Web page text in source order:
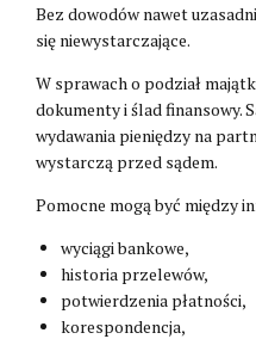
Bez dowodów nawet
się niewystarczające.
W sprawach o podział
dokumenty i ślad finansowy.
wydawania pieniędzy na
wystarczą przed sądem.
Pomocne mogą być między
wyciągi bankowe,
historia przelewów,
potwierdzenia płatności,
korespondencja,